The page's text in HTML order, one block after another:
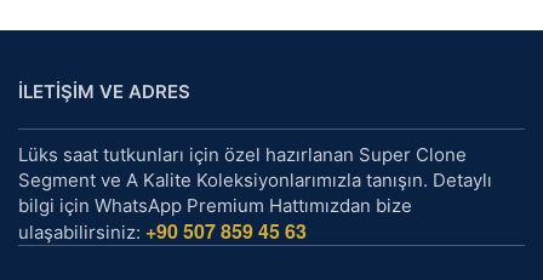
İLETİŞİM VE ADRES
Lüks saat tutkunları için özel hazırlanan Super Clone
Segment ve A Kalite Koleksiyonlarımızla tanışın. Detaylı
bilgi için WhatsApp Premium Hattımızdan bize
ulaşabilirsiniz: +90 507 859 45 63